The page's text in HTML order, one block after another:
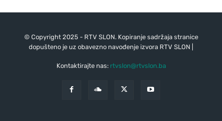
© Copyright 2025 - RTV SLON. Kopiranje sadržaja stranice
dopušteno je uz obavezno navođenje izvora RTV SLON |
Kontaktirajte nas: rtvslon@rtvslon.ba